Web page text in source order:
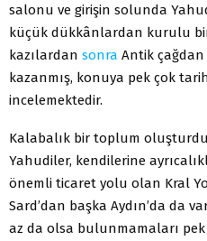
salonu ve girişin solunda
küçük dükkânlardan kurulu bir
kazılardan sonra Antik
kazanmış, konuya pek çok
incelemektedir.
Kalabalık bir toplum
Yahudiler, kendilerine
önemli ticaret yolu olan Kral
Sard’dan başka Aydın’da da
az da olsa bulunmamaları pek